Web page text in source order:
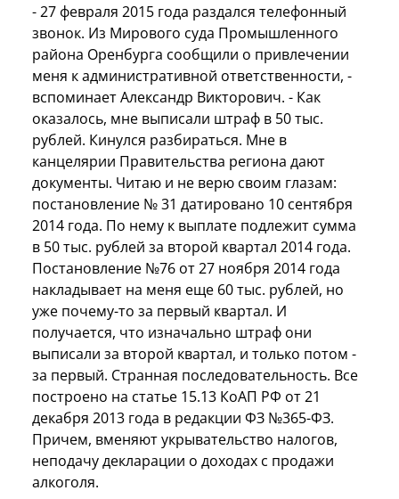
- 27 февраля 2015 года раздался телефонный
звонок. Из Мирового суда Промышленного
района Оренбурга сообщили о привлечении
меня к административной ответственности, -
вспоминает Александр Викторович. - Как
оказалось, мне выписали штраф в 50 тыс.
рублей. Кинулся разбираться. Мне в
канцелярии Правительства региона дают
документы. Читаю и не верю своим глазам:
постановление № 31 датировано 10 сентября
2014 года. По нему к выплате подлежит сумма
в 50 тыс. рублей за второй квартал 2014 года.
Постановление №76 от 27 ноября 2014 года
накладывает на меня еще 60 тыс. рублей, но
уже почему-то за первый квартал. И
получается, что изначально штраф они
выписали за второй квартал, и только потом -
за первый. Странная последовательность. Все
построено на статье 15.13 КоАП РФ от 21
декабря 2013 года в редакции ФЗ №365-ФЗ.
Причем, вменяют укрывательство налогов,
неподачу декларации о доходах с продажи
алкоголя.